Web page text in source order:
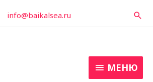
info@baikalsea.ru
МЕНЮ